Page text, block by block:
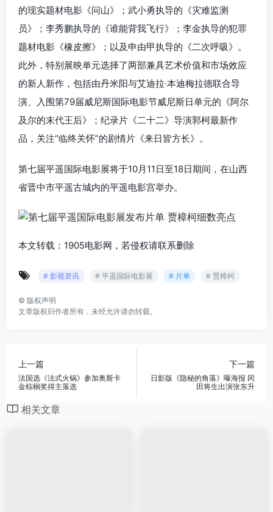
的现实题材电影《问山》；武小勇执导的《灾难监测
员》；李秀鹏执导的《谁能背我飞行》；李金执导的犯罪
题材电影《橡皮擦》；以及申由甲执导的《二次呼吸》。
此外，特别展映单元选择了两部兼具艺术价值和市场效应
的新人新作，包括由丹米阳与艾迪拉·本迪梅拉德联合导
演、入围第79届威尼斯国际电影节威尼斯日单元的《阿尔
及尔的末代王后》；纪录片《二十二》导演郭柯最新作
品，关注“临终关怀”的剧情片《来日皆方长》。
第七届平遥国际电影展将于10月11日至18日期间，在山西
省晋中市平遥古城内的平遥电影宫举办。
本文转载：1905电影网，若侵权请联系删除
# 影视资讯 # 平遥国际电影展 # 片单 # 贾樟柯
© 版权声明
文章版权归作者所有，未经允许请勿转载。
上一篇
法国选《法式火锅》参加奥斯卡
金棕榈奖得主落选
下一篇
日影版《隐秘的角落》曝海报 冈
田将生出演张东升
相关文章